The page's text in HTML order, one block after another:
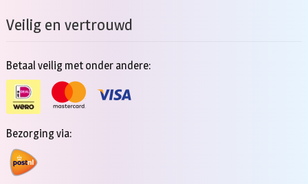
Veilig en vertrouwd
Betaal veilig met onder andere:
Bezorging via: